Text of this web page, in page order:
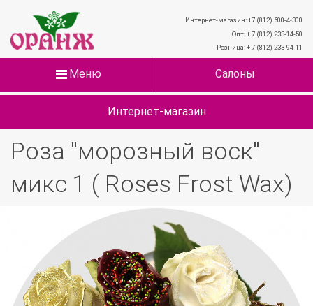
Интернет-магазин: +7 (812) 600-4-300
Опт: + 7 (812) 233-14-50
Розница: + 7 (812) 233-94-11
Меню Салоны
Интернет-магазин
Роза "морозный воск"
микс 1 ( Roses Frost Wax)